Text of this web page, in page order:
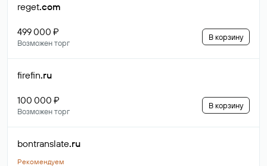
reget.com
499 000 ₽
Возможен торг
В корзину
firefin.ru
100 000 ₽
Возможен торг
В корзину
bontranslate.ru
Рекомендуем